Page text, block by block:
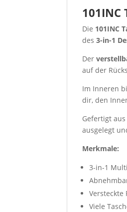
Die 101INC
des3-in-1
Der
auf der
Im Inneren
dir, den
Gefertigt
ausgelegt
Merkmale:
3-in-1
Versteckte
Viele